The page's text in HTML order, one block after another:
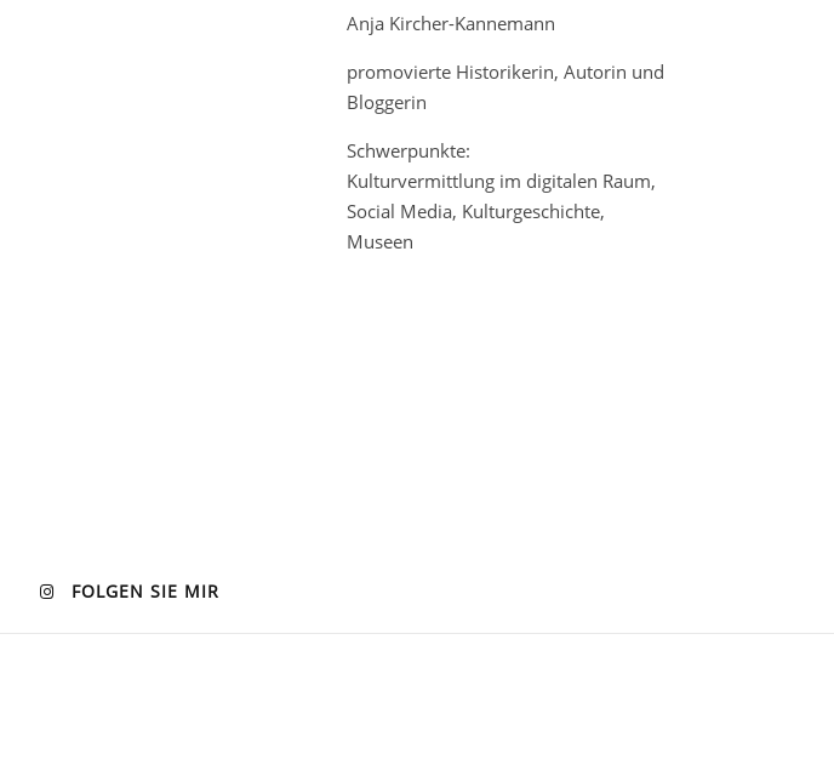
Anja Kircher-Kannemann
promovierte Historikerin, Autorin und
Bloggerin
Schwerpunkte:
Kulturvermittlung im digitalen Raum,
Social Media, Kulturgeschichte,
Museen
FOLGEN SIE MIR